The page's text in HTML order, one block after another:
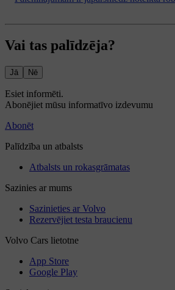
Vai tas palīdzēja?
Jā Nē